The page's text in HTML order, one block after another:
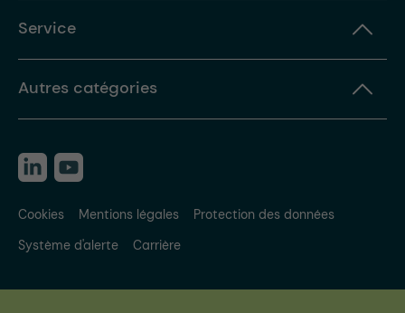
Service
Autres catégories
Cookies Mentions légales
Protection des données
Système d'alerte
Carrière